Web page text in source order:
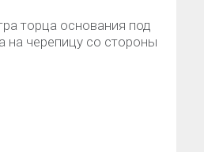
торца основания под
на черепицу со стороны